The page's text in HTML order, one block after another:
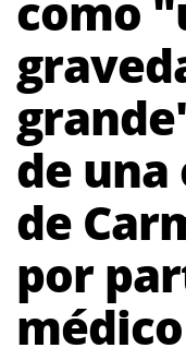
como
de una
de
por
médico